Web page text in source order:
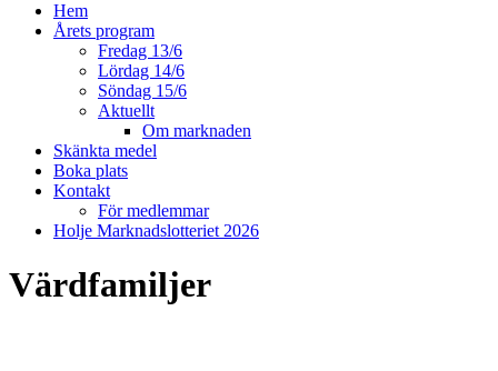
Hem
Årets program
Fredag 13/6
Lördag 14/6
Söndag 15/6
Aktuellt
Om marknaden
Skänkta medel
Boka plats
Kontakt
För medlemmar
Holje Marknadslotteriet 2026
Värdfamiljer